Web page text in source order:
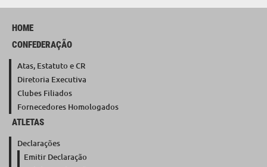
HOME
CONFEDERAÇÃO
Atas, Estatuto e CR
Diretoria Executiva
Clubes Filiados
Fornecedores Homologados
ATLETAS
Declarações
Emitir Declaração